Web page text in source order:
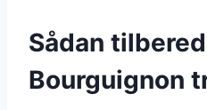
Sådan
Bourguignon